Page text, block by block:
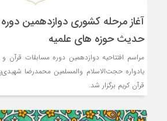
آغاز مرحله کشوری دوازدهمین
حدیث حوزه های علمیه
مراسم افتتاحیه دوازدهمین دوره مسابقات
یادواره حجت‌الاسلام والمسلمین محمدرضا
قرآن کریم برگزار شد.